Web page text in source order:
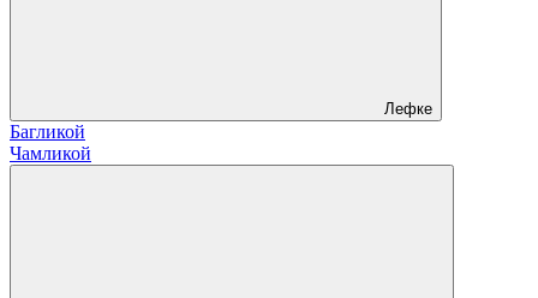
Лефке
Багликой
Чамликой